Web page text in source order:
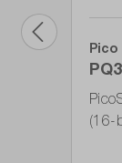
Pico
(16-